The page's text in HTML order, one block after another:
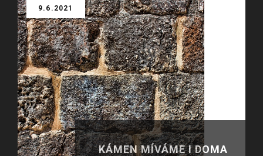
9.6.2021
KÁMEN MÍVÁME I DOMA